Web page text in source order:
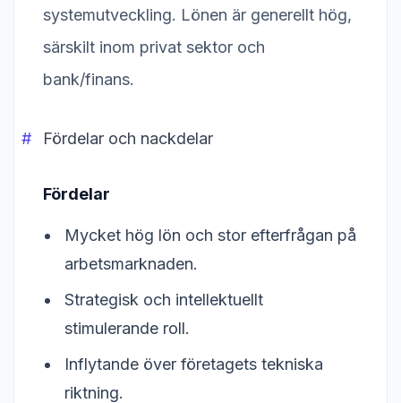
systemutveckling. Lönen är generellt hög,
särskilt inom privat sektor och
bank/finans.
Fördelar och nackdelar
Fördelar
Mycket hög lön och stor efterfrågan på
arbetsmarknaden.
Strategisk och intellektuellt
stimulerande roll.
Inflytande över företagets tekniska
riktning.